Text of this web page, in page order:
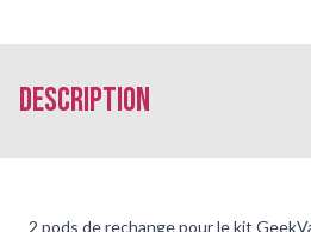
Description
2 pods de rechange pour le kit